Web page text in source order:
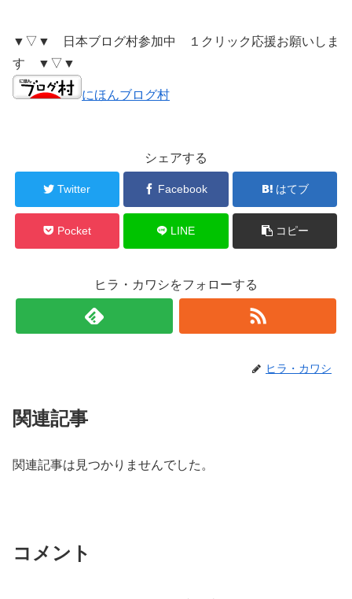
▼▽▼ 日本ブログ村参加中 １クリック応援お願いしま
す ▼▽▼
にほんブログ村
シェアする
Twitter Facebook はてブ
Pocket LINE コピー
ヒラ・カワシをフォローする
ヒラ・カワシ
関連記事
関連記事は見つかりませんでした。
コメント